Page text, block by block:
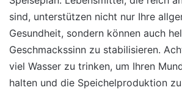
sind, unterstützen nicht nur Ihre
Gesundheit, sondern können auch
Geschmackssinn zu stabilisieren.
viel Wasser zu trinken, um Ihren
halten und die Speichelproduktion